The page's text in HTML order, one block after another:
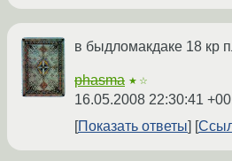
в быдломакдаке 18 кр
phasma ★☆
16.05.2008 22:30:41
Показать ответы